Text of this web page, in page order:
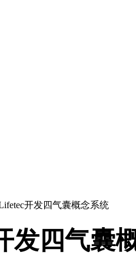
开发四气囊概念系统
发四气囊